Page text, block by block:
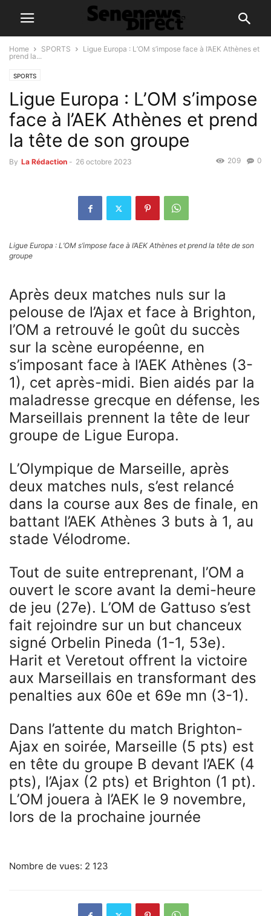
Home SPORTS
Ligue Europa : L’OM s’impose face à l’AEK Athènes et
prend la...
SPORTS
Ligue Europa : L’OM s’impose
face à l’AEK Athènes et prend
la tête de son groupe
By La Rédaction - 26 octobre 2023 0
209
Ligue Europa : L’OM s’impose face à l’AEK Athènes et prend la tête de son
groupe
Après deux matches nuls sur la
pelouse de l’Ajax et face à Brighton,
l’OM a retrouvé le goût du succès
sur la scène européenne, en
s’imposant face à l’AEK Athènes (3-
1), cet après-midi. Bien aidés par la
maladresse grecque en défense, les
Marseillais prennent la tête de leur
groupe de Ligue Europa.
L’Olympique de Marseille, après
deux matches nuls, s’est relancé
dans la course aux 8es de finale, en
battant l’AEK Athènes 3 buts à 1, au
stade Vélodrome.
Tout de suite entreprenant, l’OM a
ouvert le score avant la demi-heure
de jeu (27e). L’OM de Gattuso s’est
fait rejoindre sur un but chanceux
signé Orbelin Pineda (1-1, 53e).
Harit et Veretout offrent la victoire
aux Marseillais en transformant des
penalties aux 60e et 69e mn (3-1).
Dans l’attente du match Brighton-
Ajax en soirée, Marseille (5 pts) est
en tête du groupe B devant l’AEK (4
pts), l’Ajax (2 pts) et Brighton (1 pt).
L’OM jouera à l’AEK le 9 novembre,
lors de la prochaine journée
Nombre de vues: 2 123